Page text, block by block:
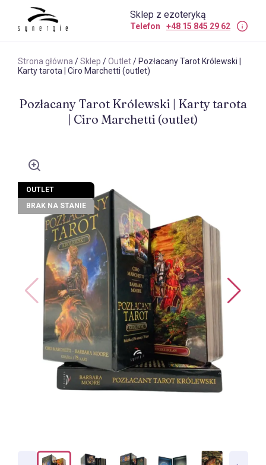
Sklep z ezoteryką
Telefon +48 15 845 29 62
Strona główna /Sklep /Outlet/ Pozłacany Tarot Królewski |
Karty tarota | Ciro Marchetti (outlet)
Pozłacany Tarot Królewski | Karty tarota
| Ciro Marchetti (outlet)
OUTLET
BRAK NA STANIE